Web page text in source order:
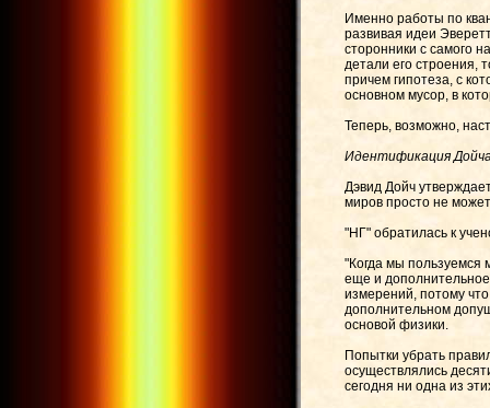
Именно работы по
развивая идеи
сторонники с самого
детали его строения,
причем гипотеза, с
основном мусор, в
Теперь, возможно,
Идентификация
Дэвид Дойч
миров просто не
"НГ" обратилась к
"Когда мы пользуемся
еще и
измерений, потому
дополнительном
основой физики.
Попытки убрать
осуществлялись
сегодня ни одна из